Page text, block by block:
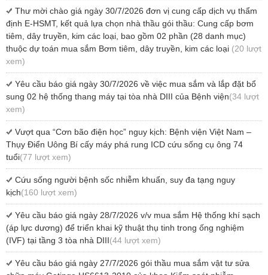
Thư mời chào giá ngày 30/7/2026 đơn vị cung cấp dịch vụ thẩm
định E-HSMT, kết quả lựa chọn nhà thầu gói thầu: Cung cấp bơm
tiêm, dây truyền, kim các loại, bao gồm 02 phần (28 danh mục)
thuộc dự toán mua sắm Bơm tiêm, dây truyền, kim các loại (20 lượt
xem)
Yêu cầu báo giá ngày 30/7/2026 về việc mua sắm và lắp đặt bổ
sung 02 hệ thống thang máy tại tòa nhà DIII của Bệnh viện(34 lượt
xem)
Vượt qua “Cơn bão điện học” nguy kịch: Bệnh viện Việt Nam –
Thụy Điển Uông Bí cấy máy phá rung ICD cứu sống cụ ông 74
tuổi(77 lượt xem)
Cứu sống người bệnh sốc nhiễm khuẩn, suy đa tạng nguy
kịch(160 lượt xem)
Yêu cầu báo giá ngày 28/7/2026 v/v mua sắm Hệ thống khí sạch
(áp lực dương) để triển khai kỹ thuật thụ tinh trong ống nghiệm
(IVF) tại tầng 3 tòa nhà DIII(44 lượt xem)
Yêu cầu báo giá ngày 27/7/2026 gói thầu mua sắm vật tư sửa